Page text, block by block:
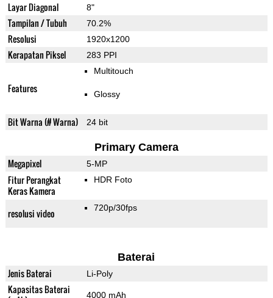
Layar Diagonal 8"
Tampilan / Tubuh 70.2%
Resolusi 1920x1200
Kerapatan Piksel 283 PPI
Features
Multitouch
Glossy
Bit Warna (# Warna) 24 bit
Primary Camera
Megapixel 5-MP
Fitur Perangkat
Keras Kamera
HDR Foto
resolusi video 720p/30fps
Baterai
Jenis Baterai Li-Poly
Kapasitas Baterai
4000 mAh